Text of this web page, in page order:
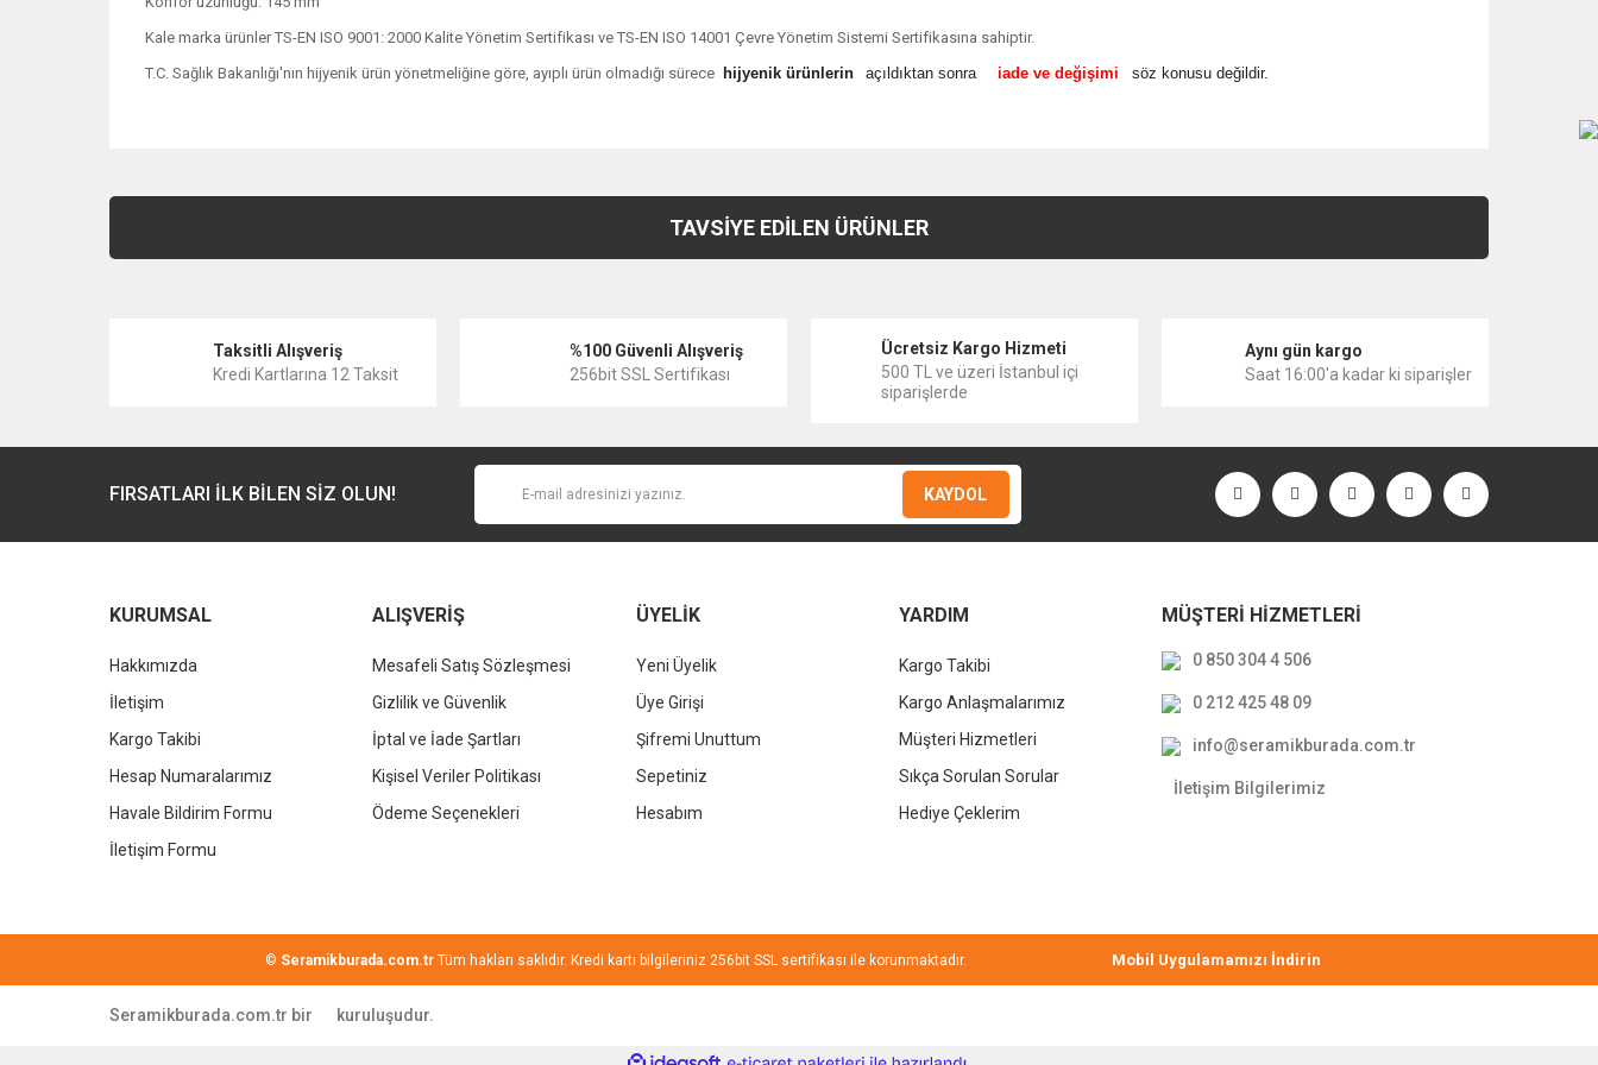
Kale marka ürünler TS-EN ISO 9001: 2000 Kalite Yönetim Sertifikası ve TS-EN ISO 14001 Çevre Yönetim Sistemi Sertifikasına sahiptir.
T.C. Sağlık Bakanlığı'nın hijyenik ürün yönetmeliğine göre, ayıplı ürün olmadığı sürece hijyenik ürünlerin açıldıktan sonra iade ve değişimi söz konusu değildir.
Yorum Yaz
Ürün resmi kalitesiz, bozuk veya görüntülenemiyor.
Ürün bilgilerinde hatalar bulunuyor.
Bu ürüne benzer farklı alternatifler olmalı.
TAVSİYE EDİLEN ÜRÜNLER
KALE
7.586,46 TL
12.042,00 TL 13.236,00 TL
Kale Dove 2.0 Oval Çanak Lavabo Beyaz 70x40cm
%37
Taksitli Alışveriş
Kredi Kartlarına 12 Taksit
%100 Güvenli Alışveriş
256bit SSL Sertifikası
Ücretsiz Kargo Hizmeti
500 TL ve üzeri İstanbul içi
siparişlerde
Aynı gün kargo
Saat 16:00'a kadar ki siparişler
FIRSATLARI İLK BİLEN SİZ OLUN! KAYDOL
KURUMSAL
Hakkımızda
İletişim
Kargo Takibi
Hesap Numaralarımız
Havale Bildirim Formu
İletişim Formu
ALIŞVERİŞ
Mesafeli Satış Sözleşmesi
Gizlilik ve Güvenlik
İptal ve İade Şartları
Kişisel Veriler Politikası
Ödeme Seçenekleri
ÜYELİK
Yeni Üyelik
Üye Girişi
Şifremi Unuttum
Sepetiniz
Hesabım
YARDIM
Kargo Takibi
Kargo Anlaşmalarımız
Müşteri Hizmetleri
Sıkça Sorulan Sorular
Hediye Çeklerim
MÜŞTERİ HİZMETLERİ
0 850 304 4 506
0 212 425 48 09
info@seramikburada.com.tr
İletişim Bilgilerimiz
© Seramikburada.com.tr Tüm hakları saklıdır. Kredi kartı bilgileriniz 256bit SSL sertifikası ile korunmaktadır. Mobil Uygulamamızı İndirin
Seramikburada.com.tr bir kuruluşudur.